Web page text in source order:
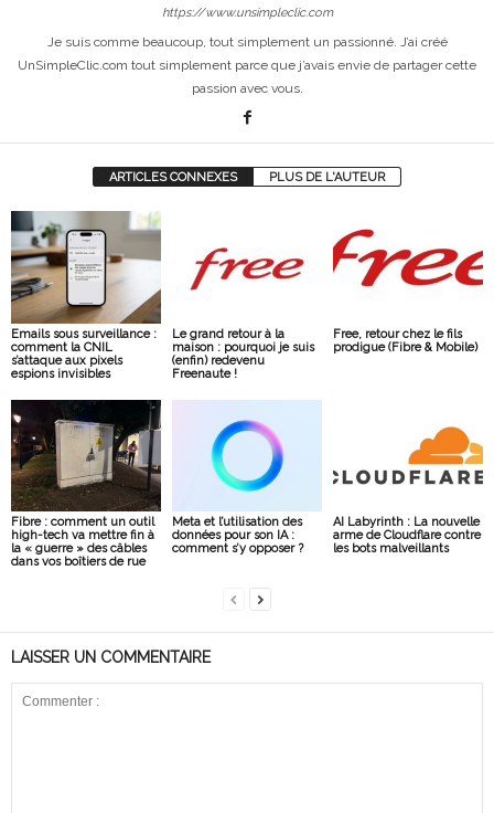
https://www.unsimpleclic.com
Je suis comme beaucoup, tout simplement un passionné. J’ai créé
UnSimpleClic.com tout simplement parce que j’avais envie de partager cette
passion avec vous.
ARTICLES CONNEXES PLUS DE L'AUTEUR
Emails sous surveillance :
comment la CNIL
s’attaque aux pixels
espions invisibles
Le grand retour à la
maison : pourquoi je suis
(enfin) redevenu
Freenaute !
Free, retour chez le fils
prodigue (Fibre & Mobile)
Fibre : comment un outil
high-tech va mettre fin à
la « guerre » des câbles
dans vos boîtiers de rue
Meta et l’utilisation des
données pour son IA :
comment s’y opposer ?
AI Labyrinth : La nouvelle
arme de Cloudflare contre
les bots malveillants
LAISSER UN COMMENTAIRE